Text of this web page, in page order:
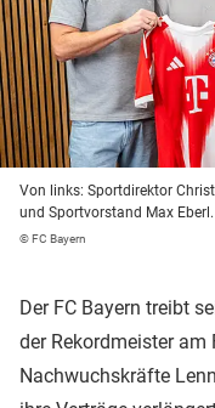
Von links: Sportdirektor
und Sportvorstand Max Eberl.
© FC Bayern
Der FC Bayern treibt
der Rekordmeister
Nachwuchskräfte